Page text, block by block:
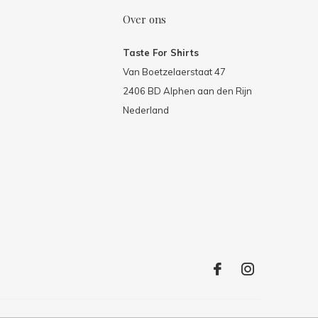
Over ons
Taste For Shirts
Van Boetzelaerstaat 47
2406 BD Alphen aan den Rijn
Nederland